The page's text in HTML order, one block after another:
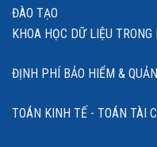
ĐÀO TẠO
KHOA HỌC DỮ LIỆU
ĐỊNH PHÍ BẢO HIỂM &
TOÁN KINH TẾ - TOÁN TÀI